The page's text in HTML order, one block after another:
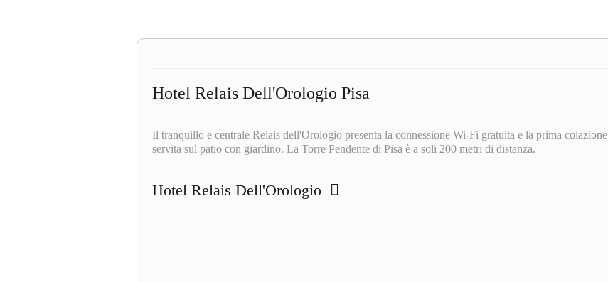
Hotel Relais Dell'Orologio Pisa
Il tranquillo e centrale Relais dell'Orologio presenta la connessione Wi-Fi gratuita e la prima colazione
servita sul patio con giardino. La Torre Pendente di Pisa è a soli 200 metri di distanza.
Hotel Relais Dell'Orologio